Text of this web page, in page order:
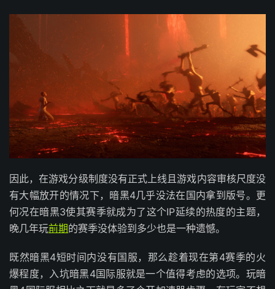
因此，在游戏分级制度没有正式上线且游戏内容审核尺度没
有大幅放开的情况下，暗黑4几乎没法在国内拿到版号。更
何况在暗黑3使其赛季就成为了这个IP延续的热度的主题，
晚几年玩前期的赛季没体验到多少也是一种遗憾。
既然暗黑4短时间内没有国服，那么趁着现在第4赛季的火
爆程度，入坑暗黑4国际服就是一个值得考虑的选项。玩暗